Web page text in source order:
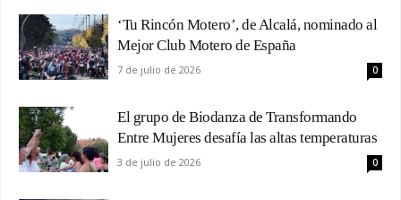
‘Tu Rincón Motero’, de Alcalá, nominado al
Mejor Club Motero de España
7 de julio de 2026 0
El grupo de Biodanza de Transformando
Entre Mujeres desafía las altas temperaturas
3 de julio de 2026 0